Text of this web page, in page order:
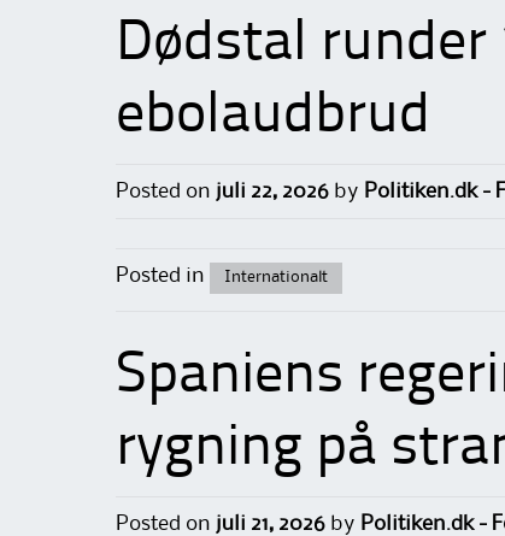
Dødstal runder
ebolaudbrud
Posted on juli 22, 2026 by Politiken.dk -
Posted in Internationalt
Spaniens
rygning på
Posted on juli 21, 2026 by Politiken.dk -